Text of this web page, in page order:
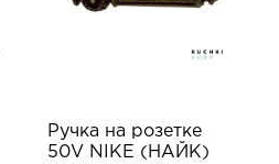
Ручка на розетке
50V NIKE (НАЙК)